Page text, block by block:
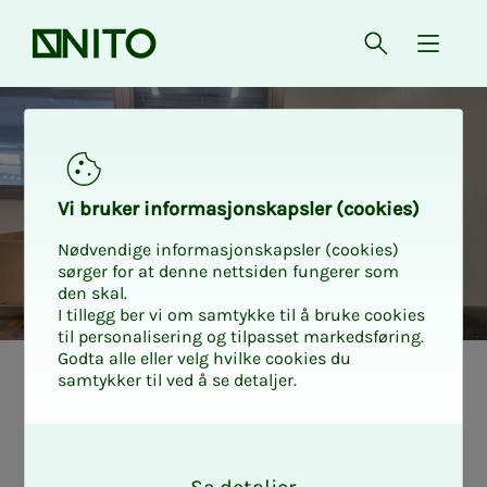
Forsiden Åpne søk
{
Når 10 av 50 skal
Vi bru­­­ker in­­­for­­­ma­­­sjons­­­kaps­­­­­ler (cookies)
Nødvendige informasjonskapsler (cookies)
sørger for at denne nettsiden fungerer som
den skal.
I tillegg ber vi om samtykke til å bruke cookies
til personalisering og tilpasset markedsføring.
Godta alle eller velg hvilke cookies du
samtykker til ved å se detaljer.